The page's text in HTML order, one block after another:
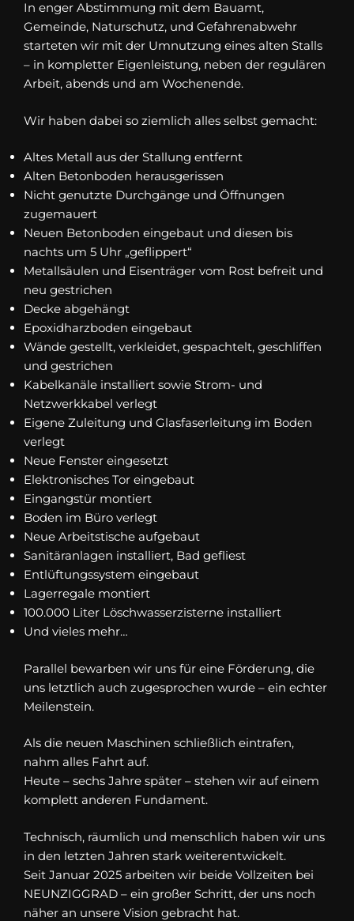
In enger Abstimmung mit dem Bauamt,
Gemeinde, Naturschutz, und Gefahrenabwehr
starteten wir mit der Umnutzung eines alten Stalls
– in kompletter Eigenleistung, neben der regulären
Arbeit, abends und am Wochenende.
Wir haben dabei so ziemlich alles selbst gemacht:
Altes Metall aus der Stallung entfernt
Alten Betonboden herausgerissen
Nicht genutzte Durchgänge und Öffnungen
zugemauert
Neuen Betonboden eingebaut und diesen bis
nachts um 5 Uhr „geflippert“
Metallsäulen und Eisenträger vom Rost befreit und
neu gestrichen
Decke abgehängt
Epoxidharzboden eingebaut
Wände gestellt, verkleidet, gespachtelt, geschliffen
und gestrichen
Kabelkanäle installiert sowie Strom- und
Netzwerkkabel verlegt
Eigene Zuleitung und Glasfaserleitung im Boden
verlegt
Neue Fenster eingesetzt
Elektronisches Tor eingebaut
Eingangstür montiert
Boden im Büro verlegt
Neue Arbeitstische aufgebaut
Sanitäranlagen installiert, Bad gefliest
Entlüftungssystem eingebaut
Lagerregale montiert
100.000 Liter Löschwasserzisterne installiert
Und vieles mehr…
Parallel bewarben wir uns für eine Förderung, die
uns letztlich auch zugesprochen wurde – ein echter
Meilenstein.
Als die neuen Maschinen schließlich eintrafen,
nahm alles Fahrt auf.
Heute – sechs Jahre später – stehen wir auf einem
komplett anderen Fundament.
Technisch, räumlich und menschlich haben wir uns
in den letzten Jahren stark weiterentwickelt.
Seit Januar 2025 arbeiten wir beide Vollzeiten bei
NEUNZIGGRAD – ein großer Schritt, der uns noch
näher an unsere Vision gebracht hat.